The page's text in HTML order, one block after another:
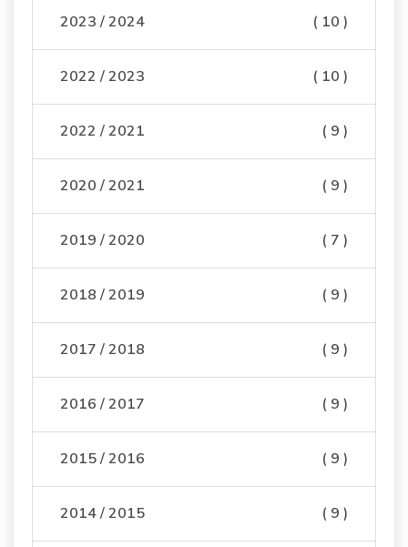
2023 / 2024 ( 10 )
2022 / 2023 ( 10 )
2022 / 2021 ( 9 )
2020 / 2021 ( 9 )
2019 / 2020 ( 7 )
2018 / 2019 ( 9 )
2017 / 2018 ( 9 )
2016 / 2017 ( 9 )
2015 / 2016 ( 9 )
2014 / 2015 ( 9 )